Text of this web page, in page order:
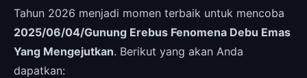
Tahun 2026 menjadi momen terbaik untuk mencoba
2025/06/04/Gunung Erebus Fenomena Debu Emas
Yang Mengejutkan. Berikut yang akan Anda
dapatkan: